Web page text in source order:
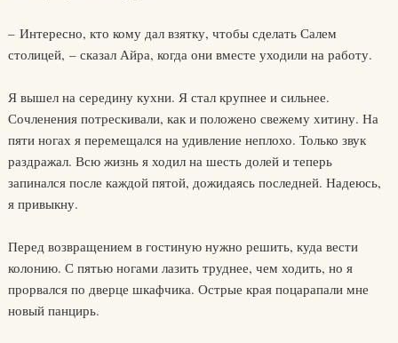
– Интересно, кто кому дал взятку, чтобы сделать Салем
столицей, – сказал Айра, когда они вместе уходили на работу.
Я вышел на середину кухни. Я стал крупнее и сильнее.
Сочленения потрескивали, как и положено свежему хитину. На
пяти ногах я перемещался на удивление неплохо. Только звук
раздражал. Всю жизнь я ходил на шесть долей и теперь
запинался после каждой пятой, дожидаясь последней. Надеюсь,
я привыкну.
Перед возвращением в гостиную нужно решить, куда вести
колонию. С пятью ногами лазить труднее, чем ходить, но я
прорвался по дверце шкафчика. Острые края поцарапали мне
новый панцирь.